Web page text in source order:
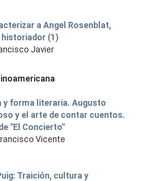
a Angel Rosenblat,
historiador (1)
Javier
y forma literaria. Augusto
y el arte de contar cuentos.
"El Concierto"
Vicente
Traición, cultura y